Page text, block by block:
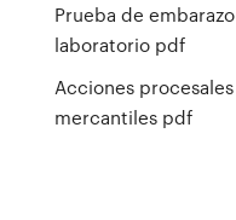
Prueba de embarazo
laboratorio pdf
Acciones procesales
mercantiles pdf